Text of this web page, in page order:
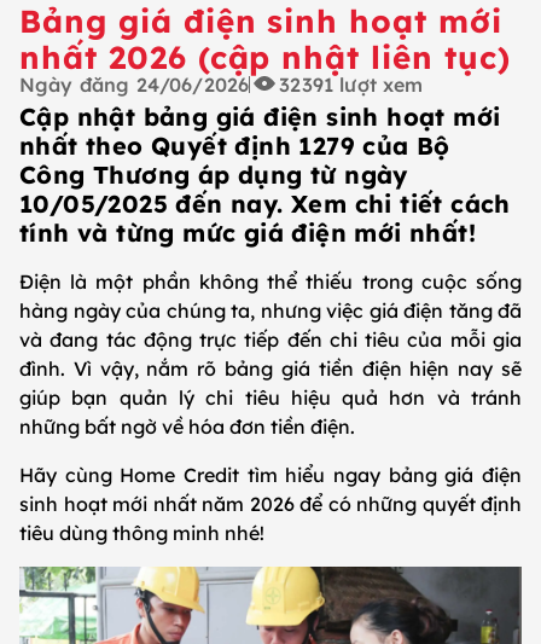
Bảng giá điện sinh hoạt mới
nhất 2026 (cập nhật liên tục)
Ngày đăng 24/06/2026 32391 lượt xem
Cập nhật bảng giá điện sinh hoạt mới
nhất theo Quyết định 1279 của Bộ
Công Thương áp dụng từ ngày
10/05/2025 đến nay. Xem chi tiết cách
tính và từng mức giá điện mới nhất!
Điện là một phần không thể thiếu trong cuộc sống
hàng ngày của chúng ta, nhưng việc giá điện tăng đã
và đang tác động trực tiếp đến chi tiêu của mỗi gia
đình. Vì vậy, nắm rõ bảng giá tiền điện hiện nay sẽ
giúp bạn quản lý chi tiêu hiệu quả hơn và tránh
những bất ngờ về hóa đơn tiền điện.
Hãy cùng Home Credit tìm hiểu ngay bảng giá điện
sinh hoạt mới nhất năm 2026 để có những quyết định
tiêu dùng thông minh nhé!